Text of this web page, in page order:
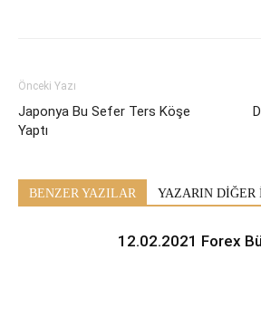
Önceki Yazı
Japonya Bu Sefer Ters Köşe
Yaptı
BENZER YAZILAR YAZARIN DİĞER
12.02.2021 Forex